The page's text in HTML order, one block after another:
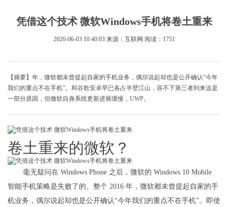
凭借这个技术 微软Windows手机将卷土重来
2020-06-03 10:40:03 来源：互联网 阅读：1751
【摘要】年，微软都未曾提起自家的手机业务，偶尔说起却也是公开确认“今年
我们的重点不在手机”。和谷歌安卓早已各占半壁江山，容不下第三者到来这是
一部分原因，但微软自身系统更新进展缓慢，UWP。
卷土重来的微软？
毫无疑问在 Windows Phone 之后，微软的 Windows 10 Mobile
智能手机策略是失败了的。整个 2016 年，微软都未曾提起自家的手
机业务，偶尔说起却也是公开确认“今年我们的重点不在手机”。即使